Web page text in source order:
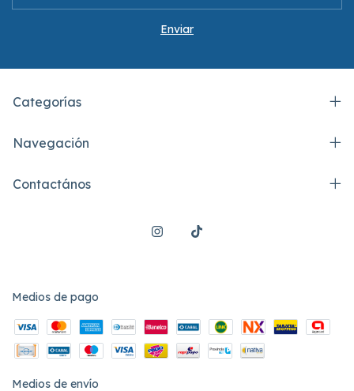
Categorías
Navegación
Contactános
Medios de pago
Medios de envío